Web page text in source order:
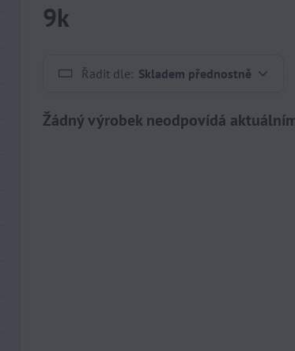
9k
Řadit dle: Skladem přednostně